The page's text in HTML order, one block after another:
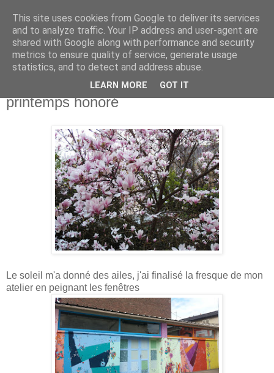
Isabelle L. Simon
artiste peintre
mardi 28 mars 2017
printemps honoré
Le soleil m'a donné des ailes, j'ai finalisé la fresque de mon
atelier en peignant les fenêtres
This site uses cookies from Google to deliver its services
and to analyze traffic. Your IP address and user-agent are
shared with Google along with performance and security
metrics to ensure quality of service, generate usage
statistics, and to detect and address abuse.
LEARN MORE GOT IT